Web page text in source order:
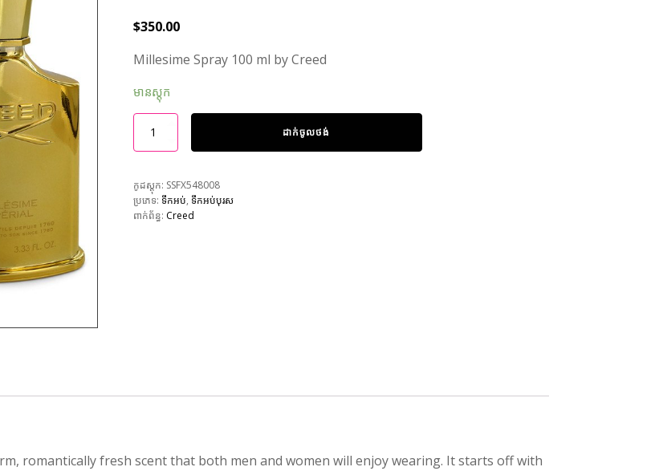
$350.00
Millesime Spray 100 ml by Creed
មានស្តុក
ដាក់ចូលថង់
កូដស្តុក: SSFX548008
ប្រភេទ: ទឹកអប់, ទឹកអប់បុរស
ពាក់ព័ន្ធ: Creed
romantically fresh scent that both men and women will enjoy wearing. It starts off with